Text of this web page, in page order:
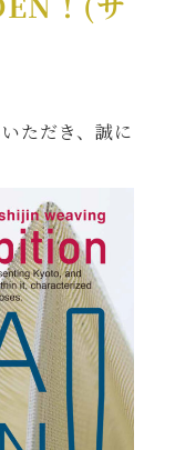
ただき、誠に